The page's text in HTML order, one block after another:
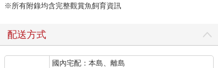
※所有附錄均含完整觀賞魚飼育資訊
配送方式
國內宅配：本島、離島